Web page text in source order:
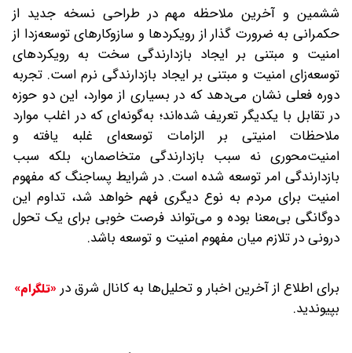
ششمین و آخرین ملاحظه مهم در طراحی نسخه جدید از
حکمرانی‌ به ضرورت گذار از رویکردها و سازوکارهای توسعه‌‌زدا از
امنیت و مبتنی بر ایجاد بازدارندگی سخت به رویکردهای
توسعه‌زای امنیت و مبتنی بر ایجاد بازدارندگی نرم است. تجربه
دوره فعلی نشان می‌دهد که در بسیاری از موارد، این دو حوزه
در تقابل با یکدیگر تعریف شده‌اند؛ به‌گونه‌ای که در اغلب موارد
ملاحظات امنیتی بر الزامات توسعه‌ای غلبه یافته و
امنیت‌محوری نه سبب بازدارندگی متخاصمان، بلکه سبب
بازدارندگی امر توسعه شده است. در شرایط پساجنگ که مفهوم
امنیت برای مردم به نوع دیگری فهم خواهد شد، تداوم این
دوگانگی بی‌معنا بوده و می‌تواند فرصت خوبی برای یک تحول
درونی در تلازم میان مفهوم امنیت و توسعه باشد.
برای اطلاع از آخرین اخبار و تحلیل‌ها به کانال شرق در «تلگرام»
بپیوندید.